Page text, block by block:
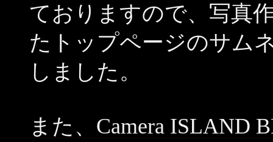
ておりますので、写真
たトップページのサム
しました。
また、Camera ISLAND